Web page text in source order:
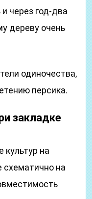
через год-два
дереву очень
одиночества,
персика.
закладке
культур на
схематично на